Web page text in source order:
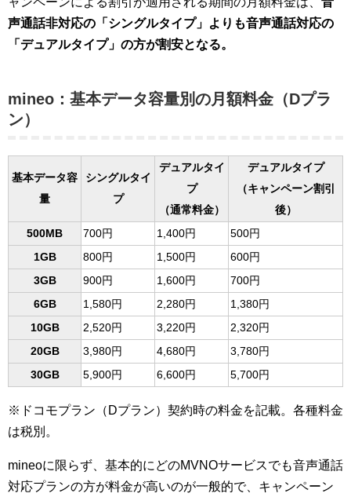
声通話非対応の「シングルタイプ」よりも音声通話対応の
「デュアルタイプ」の方が割安となる。
mineo：基本データ容量別の月額料金（Dプラ
ン）
基本データ容
量
シングルタイ
プ
デュアルタイ
プ
（通常料金）
デュアルタイプ
（キャンペーン割引
後）
500MB
700円 1,400円
500円
1GB
800円 1,500円
600円
3GB
900円 1,600円
700円
6GB
1,580円 2,280円
1,380円
10GB
2,520円 3,220円
2,320円
20GB
3,980円 4,680円
3,780円
30GB
5,900円 6,600円 5,700円
※ドコモプラン（Dプラン）契約時の料金を記載。各種料金
は税別。
mineoに限らず、基本的にどのMVNOサービスでも音声通話
対応プランの方が料金が高いのが一般的で、キャンペーン